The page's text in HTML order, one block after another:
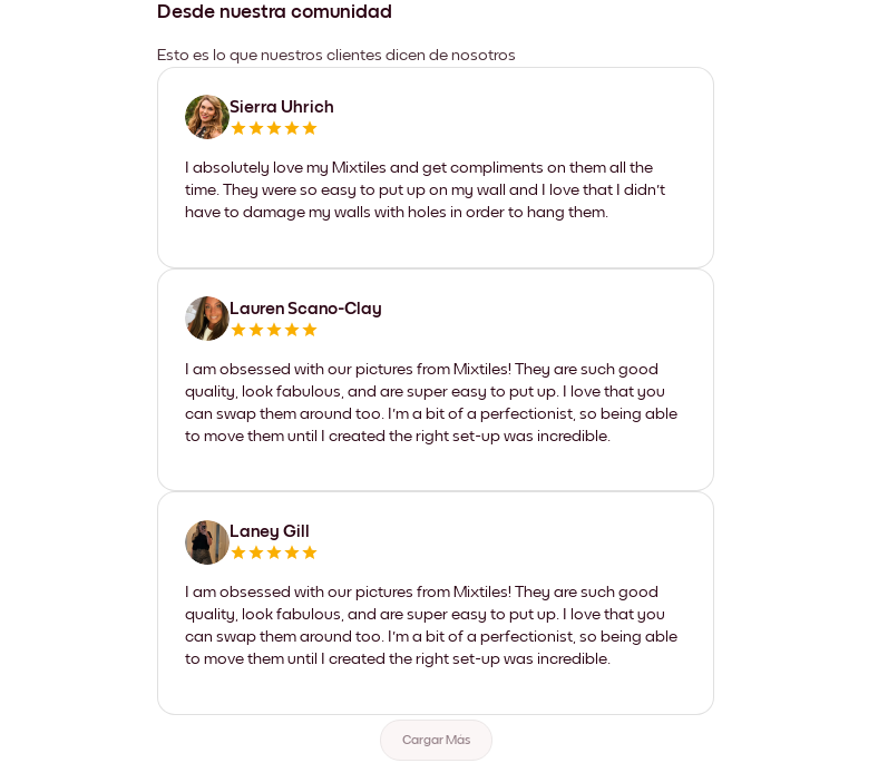
Desde nuestra comunidad
Esto es lo que nuestros clientes dicen de nosotros
Sierra Uhrich
I absolutely love my Mixtiles and get compliments on them all the
time. They were so easy to put up on my wall and I love that I didn't
have to damage my walls with holes in order to hang them.
Lauren Scano-Clay
I am obsessed with our pictures from Mixtiles! They are such good
quality, look fabulous, and are super easy to put up. I love that you
can swap them around too. I'm a bit of a perfectionist, so being able
to move them until I created the right set-up was incredible.
Laney Gill
I am obsessed with our pictures from Mixtiles! They are such good
quality, look fabulous, and are super easy to put up. I love that you
can swap them around too. I'm a bit of a perfectionist, so being able
to move them until I created the right set-up was incredible.
Cargar Más